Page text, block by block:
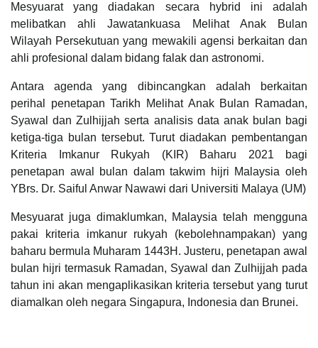
Mesyuarat yang diadakan secara hybrid ini adalah
melibatkan ahli Jawatankuasa Melihat Anak Bulan
Wilayah Persekutuan yang mewakili agensi berkaitan dan
ahli profesional dalam bidang falak dan astronomi.
Antara agenda yang dibincangkan adalah berkaitan
perihal penetapan Tarikh Melihat Anak Bulan Ramadan,
Syawal dan Zulhijjah serta analisis data anak bulan bagi
ketiga-tiga bulan tersebut. Turut diadakan pembentangan
Kriteria Imkanur Rukyah (KIR) Baharu 2021 bagi
penetapan awal bulan dalam takwim hijri Malaysia oleh
YBrs. Dr. Saiful Anwar Nawawi dari Universiti Malaya (UM)
Mesyuarat juga dimaklumkan, Malaysia telah mengguna
pakai kriteria imkanur rukyah (kebolehnampakan) yang
baharu bermula Muharam 1443H. Justeru, penetapan awal
bulan hijri termasuk Ramadan, Syawal dan Zulhijjah pada
tahun ini akan mengaplikasikan kriteria tersebut yang turut
diamalkan oleh negara Singapura, Indonesia dan Brunei.